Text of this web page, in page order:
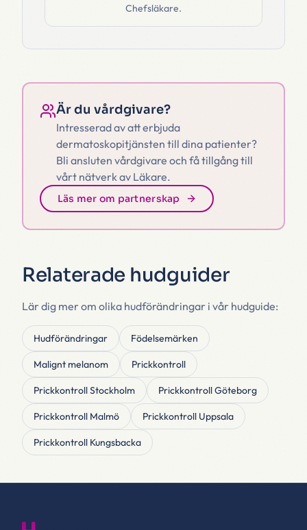
Chefsläkare.
Är du vårdgivare?
Intresserad av att erbjuda
dermatoskopitjänsten till dina patienter?
Bli ansluten vårdgivare och få tillgång till
vårt nätverk av Läkare.
Läs mer om partnerskap
Relaterade hudguider
Lär dig mer om olika hudförändringar i vår hudguide:
Hudförändringar Födelsemärken
Malignt melanom Prickkontroll
PrickkontrollStockholm PrickkontrollGöteborg
Prickkontroll Malmö Prickkontroll Uppsala
Prickkontroll Kungsbacka